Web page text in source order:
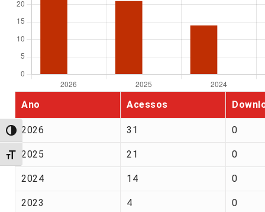
Alternar alto contraste
Alternar tamanho da fonte
Ano Acessos
2026 31 0
2025 21 0
2024 14 0
2023 4 0